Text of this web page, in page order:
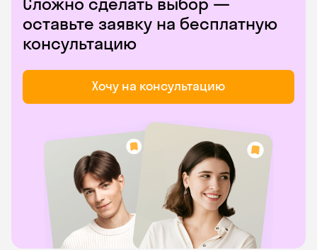
оставьте заявку на бесплатную
консультацию
Хочу на консультацию